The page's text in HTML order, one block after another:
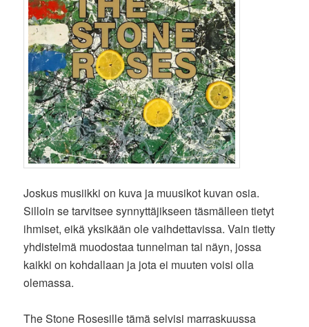
Joskus musiikki on kuva ja muusikot kuvan osia.
Silloin se tarvitsee synnyttäjikseen täsmälleen tietyt
ihmiset, eikä yksikään ole vaihdettavissa. Vain tietty
yhdistelmä muodostaa tunnelman tai näyn, jossa
kaikki on kohdallaan ja jota ei muuten voisi olla
olemassa.
The Stone Rosesille tämä selvisi marraskuussa